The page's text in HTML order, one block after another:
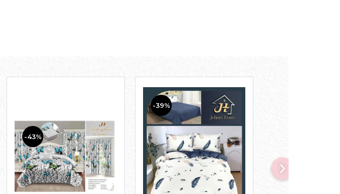
-43%
-39%
-32%